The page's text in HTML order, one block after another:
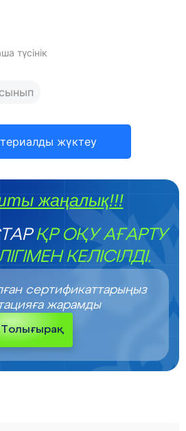
түсінік
жүктеу
жаңалық!!!
ҚР ОҚУ АҒАРТУ
КЕЛІСІЛДІ.
сертификаттарыңыз
жарамды
Толығырақ